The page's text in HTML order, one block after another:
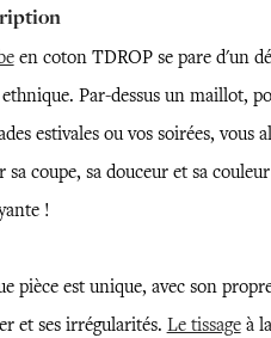
en coton TDROP se pare d'un
Par-dessus un maillot,
estivales ou vos soirées, vous
sa coupe, sa douceur et sa couleur
!
pièce est unique, avec son
et ses irrégularités. Le tissageà